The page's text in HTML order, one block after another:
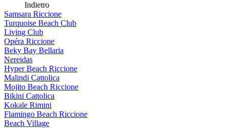
Indietro
Samsara Riccione
Turquoise Beach Club
Living Club
Opéra Riccione
Beky Bay Bellaria
Nereidas
Hyper Beach Riccione
Malindi Cattolica
Mojito Beach Riccione
Bikini Cattolica
Kokale Rimini
Flamingo Beach Riccione
Beach Village